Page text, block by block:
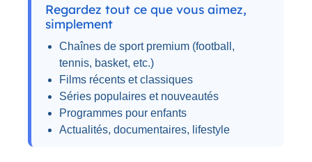
Regardez tout ce que vous aimez,
simplement
Chaînes de sport premium (football,
tennis, basket, etc.)
Films récents et classiques
Séries populaires et nouveautés
Programmes pour enfants
Actualités, documentaires, lifestyle